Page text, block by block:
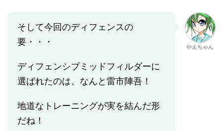
そして今回のディフェンスの
要・・・
ディフェンシブミッドフィルダーに
選ばれたのは、なんと雷市陣吾！
地道なトレーニングが実を結んだ形
だね！
やえちゃん